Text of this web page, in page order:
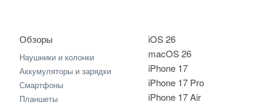
iOS 26
macOS 26
iPhone 17
iPhone 17 Pro
iPhone 17 Air
Обзоры
Наушники и колонки
Аккумуляторы и зарядки
Смартфоны
Планшеты